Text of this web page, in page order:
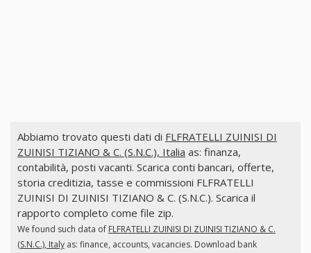
Abbiamo trovato questi dati di FLFRATELLI ZUINISI DI
ZUINISI TIZIANO & C. (S.N.C.), Italia as: finanza,
contabilità, posti vacanti. Scarica conti bancari, offerte,
storia creditizia, tasse e commissioni FLFRATELLI
ZUINISI DI ZUINISI TIZIANO & C. (S.N.C.). Scarica il
rapporto completo come file zip.
We found such data of FLFRATELLI ZUINISI DI ZUINISI TIZIANO & C.
(S.N.C.), Italyas: finance, accounts, vacancies. Download bank